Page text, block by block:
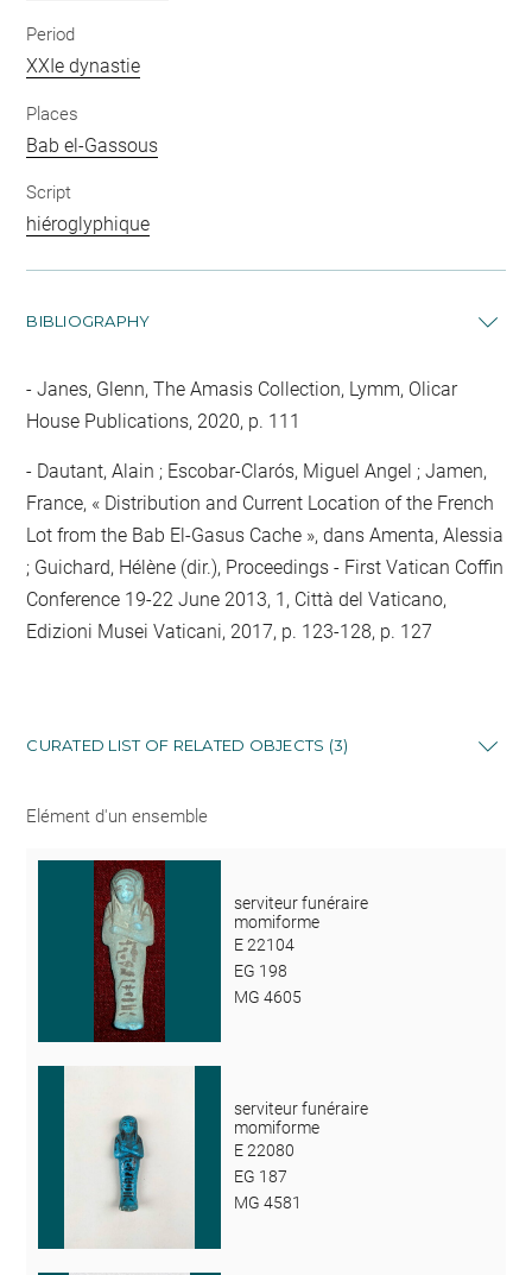
Period
XXIe dynastie
Places
Bab el-Gassous
Script
hiéroglyphique
BIBLIOGRAPHY
Janes, Glenn, The Amasis Collection, Lymm, Olicar
House Publications, 2020, p. 111
Dautant, Alain ; Escobar-Clarós, Miguel Angel ; Jamen,
France, « Distribution and Current Location of the French
Lot from the Bab El-Gasus Cache », dans Amenta, Alessia
; Guichard, Hélène (dir.), Proceedings - First Vatican Coffin
Conference 19-22 June 2013, 1, Città del Vaticano,
Edizioni Musei Vaticani, 2017, p. 123-128, p. 127
CURATED LIST OF RELATED OBJECTS (3)
Elément d'un ensemble
serviteur funéraire
momiforme
E 22104
EG 198
MG 4605
serviteur funéraire
momiforme
E 22080
EG 187
MG 4581